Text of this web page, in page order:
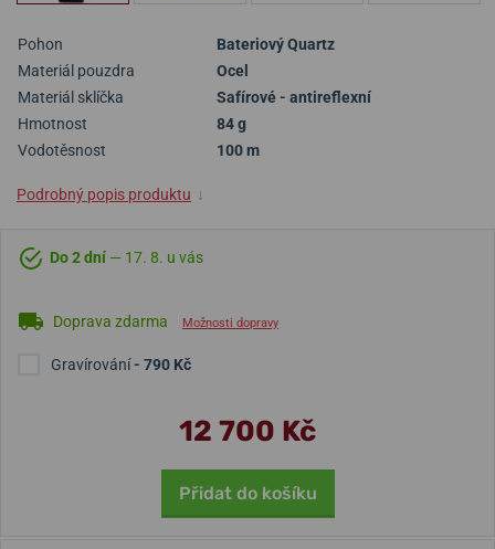
Pohon
Bateriový Quartz
Materiál pouzdra
Ocel
Materiál sklíčka
Safírové - antireflexní
Hmotnost
84 g
Vodotěsnost
100 m
Podrobný popis produktu ↓
Do 2 dní — 17. 8. u vás
Doprava zdarma Možnosti dopravy
Gravírování- 790 Kč
12 700 Kč
Přidat do košíku